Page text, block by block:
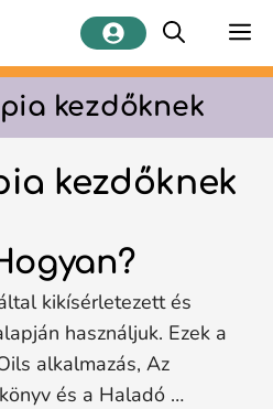
kezdőknek
kezdőknek
kikísérletezett és
használjuk. Ezek a
alkalmazás, Az
és a Haladó …